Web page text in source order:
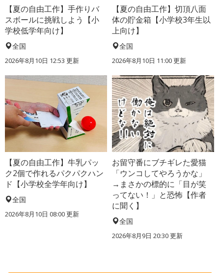
【夏の自由工作】手作りバ
スボールに挑戦しよう【小
学校低学年向け】
全国
2026年8月10日 12:53 更新
【夏の自由工作】切頂八面
体の貯金箱【小学校3年生以
上向け】
全国
2026年8月10日 11:00更新
【夏の自由工作】牛乳パッ
ク2個で作れるパクパクハン
ド【小学校全学年向け】
全国
2026年8月10日 08:00更新
お留守番にブチギレた愛猫
「ウンコしてやろうかな」
→まさかの標的に「目が笑
ってない！」と恐怖【作者
に聞く】
全国
2026年8月9日 20:30更新